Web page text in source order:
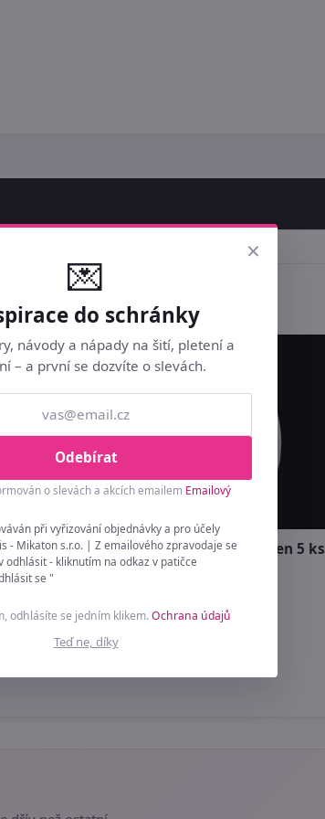
Vejce 4,7x6,8 cm polystyren 5 ks
×
💌
do schránky
návody a nápady na šití, pletení a
– a první se dozvíte o slevách.
Odebírat
o slevách a akcích emailem Emailový
při vyřizování objednávky a pro účely
- Mikaton s.r.o. | Z emailového zpravodaje se
odhlásit - kliknutím na odkaz v patičce
se "
odhlásíte se jedním klikem.Ochrana údajů
Teď ne, díky